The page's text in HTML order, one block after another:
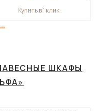
Купить в 1 клик
ШКАФЫ